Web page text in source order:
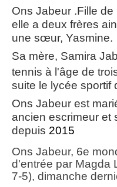
Ons Jabeur .Fille
elle a deux frères
une sœur, Yasmine.
Sa mère, Samira
tennis à l'âge de
suite le lycée sportif
Ons Jabeur est
ancien escrimeur et
depuis 2015
Ons Jabeur, 6e
d'entrée par Magda
7-5), dimanche